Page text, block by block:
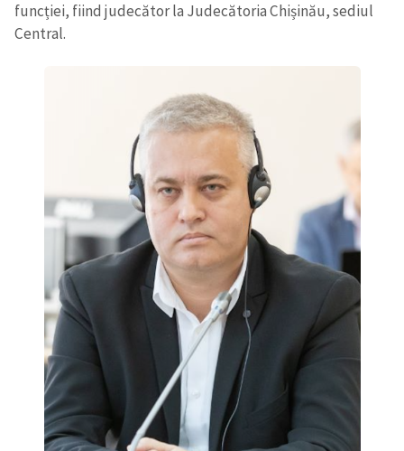
funcției, fiind judecător la Judecătoria Chișinău, sediul
Central.